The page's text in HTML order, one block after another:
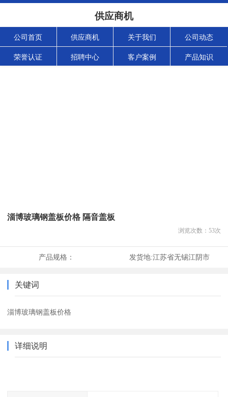
供应商机
公司首页 供应商机 关于我们 公司动态
荣誉认证 招聘中心 客户案例 产品知识
淄博玻璃钢盖板价格 隔音盖板
浏览次数： 53次
产品规格： 发货地:江苏省无锡江阴市
关键词
淄博玻璃钢盖板价格
详细说明